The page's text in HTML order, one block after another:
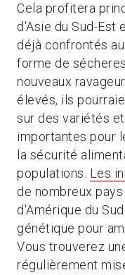
Cela profitera
d'Asie du Sud-Est
déjà confrontés
forme de
nouveaux
élevés, ils
sur des variétés
importantes pour
la sécurité
populations. Les
de nombreux
d'Amérique du
génétique pour
Vous trouverez
régulièrement